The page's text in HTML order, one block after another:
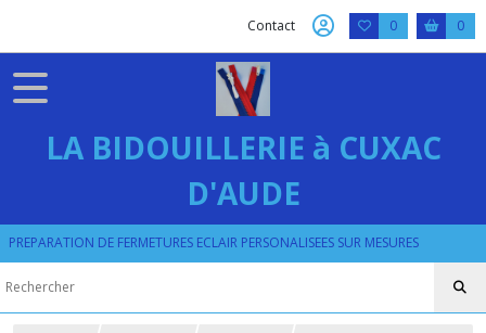
Contact 0 0
LA BIDOUILLERIE à CUXAC
D'AUDE
PREPARATION DE FERMETURES ECLAIR PERSONALISEES SUR MESURES